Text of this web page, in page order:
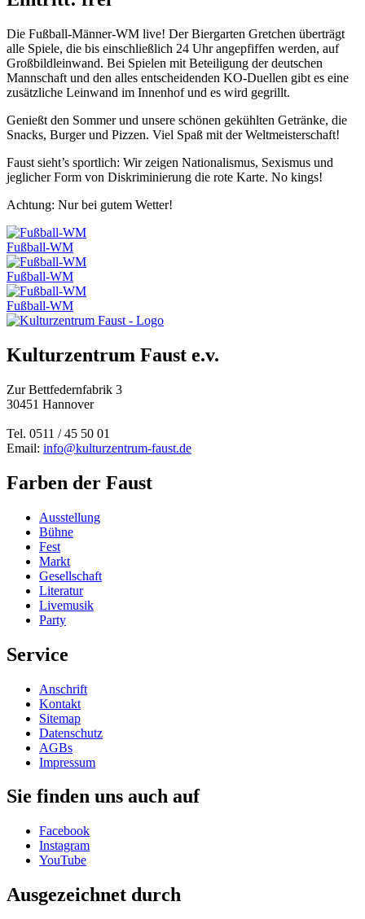
Die Fußball-Männer-WM live! Der Biergarten Gretchen überträgt
alle Spiele, die bis einschließlich 24 Uhr angepfiffen werden, auf
Großbildleinwand. Bei Spielen mit Beteiligung der deutschen
Mannschaft und den alles entscheidenden KO-Duellen gibt es eine
zusätzliche Leinwand im Innenhof und es wird gegrillt.
Genießt den Sommer und unsere schönen gekühlten Getränke, die
Snacks, Burger und Pizzen. Viel Spaß mit der Weltmeisterschaft!
Faust sieht’s sportlich: Wir zeigen Nationalismus, Sexismus und
jeglicher Form von Diskriminierung die rote Karte. No kings!
Achtung: Nur bei gutem Wetter!
Fußball-WM
Fußball-WM
Fußball-WM
Kulturzentrum Faust e.v.
Zur Bettfedernfabrik 3
30451 Hannover
Tel. 0511 / 45 50 01
Email: info@kulturzentrum-faust.de
Farben der Faust
Ausstellung
Bühne
Fest
Markt
Gesellschaft
Literatur
Livemusik
Party
Service
Anschrift
Kontakt
Sitemap
Datenschutz
AGBs
Impressum
Sie finden uns auch auf
Facebook
Instagram
YouTube
Ausgezeichnet durch